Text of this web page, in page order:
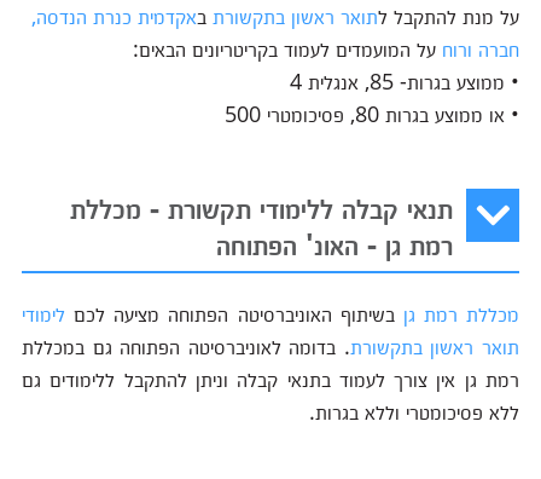
על מנת להתקבל לתואר ראשון בתקשורתבאקדמית כנרת הנדסה,
חברה ורוח על המועמדים לעמוד בקריטריונים הבאים:
• ממוצע בגרות- 85, אנגלית 4
• או ממוצע בגרות 80, פסיכומטרי 500
תנאי קבלה ללימודי תקשורת - מכללת
רמת גן - האונ' הפתוחה
מכללת רמת גן בשיתוף האוניברסיטה הפתוחה מציעה לכם לימודי
תואר ראשון בתקשורת. בדומה לאוניברסיטה הפתוחה גם במכללת
רמת גן אין צורך לעמוד בתנאי קבלה וניתן להתקבל ללימודים גם
ללא פסיכומטרי וללא בגרות.